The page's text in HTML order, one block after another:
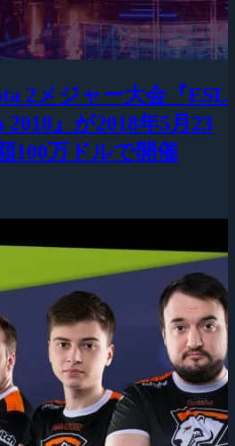
2メジャー大会『ESL
』が2018年5月23
100万ドルで開催